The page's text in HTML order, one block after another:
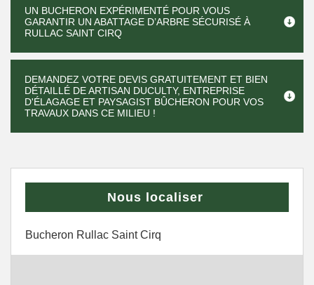
UN BUCHERON EXPÉRIMENTÉ POUR VOUS
GARANTIR UN ABATTAGE D’ARBRE SÉCURISÉ À
RULLAC SAINT CIRQ
DEMANDEZ VOTRE DEVIS GRATUITEMENT ET BIEN
DÉTAILLÉ DE ARTISAN DUCULTY, ENTREPRISE
D'ÉLAGAGE ET PAYSAGIST BÛCHERON POUR VOS
TRAVAUX DANS CE MILIEU !
Nous localiser
Bucheron Rullac Saint Cirq